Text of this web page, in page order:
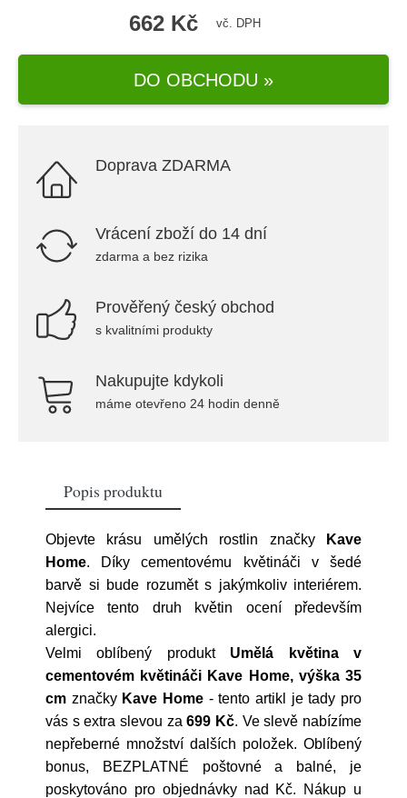
662 Kč vč. DPH
DO OBCHODU »
Doprava ZDARMA
Vrácení zboží do 14 dní
zdarma a bez rizika
Prověřený český obchod
s kvalitními produkty
Nakupujte kdykoli
máme otevřeno 24 hodin denně
Popis produktu
Objevte krásu umělých rostlin značky
Kave
Home. Díky cementovému květináči v šedé
barvě si bude rozumět s jakýmkoliv interiérem.
Nejvíce tento druh květin ocení především
alergici.
Velmi oblíbený produkt Umělá květina v
cementovém květináči Kave Home, výška 35
cm značky Kave Home - tento artikl je tady pro
vás s extra slevou za699 Kč. Ve slevě nabízíme
nepřeberné množství dalších položek. Oblíbený
bonus, BEZPLATNÉ poštovné a balné, je
poskytováno pro objednávky nad Kč. Nákup u